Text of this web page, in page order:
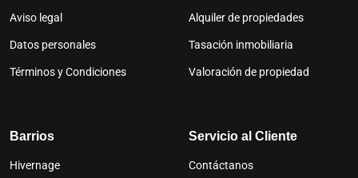
Aviso legal
Datos personales
Términos y Condiciones
Alquiler de propiedades
Tasación inmobiliaria
Valoración de propiedad
Barrios
Hivernage
Servicio al Cliente
Contáctanos